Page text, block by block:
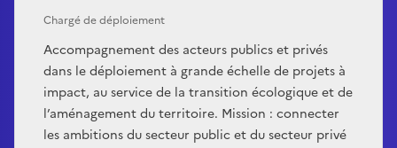
Chargé de déploiement
Accompagnement des acteurs publics et privés
dans le déploiement à grande échelle de projets à
impact, au service de la transition écologique et de
l’aménagement du territoire. Mission : connecter
les ambitions du secteur public et du secteur privé